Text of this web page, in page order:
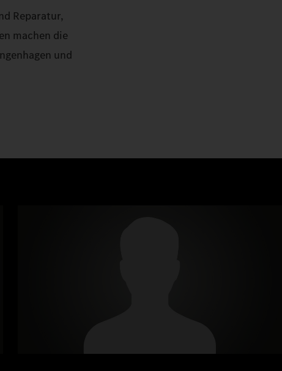
Reparatur,
machen die
und